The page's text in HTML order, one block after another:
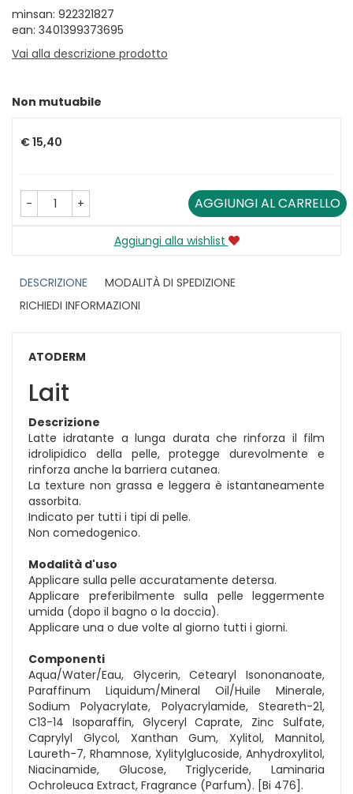
minsan: 922321827
ean: 3401399373695
Vai alla descrizione prodotto
Non mutuabile
€ 15,40
- + AGGIUNGI AL CARRELLO
Aggiungi alla wishlist
DESCRIZIONE
MODALITÀ DI SPEDIZIONE
RICHIEDI INFORMAZIONI
ATODERM
Lait
Descrizione
Latte idratante a lunga durata che rinforza il film
idrolipidico della pelle, protegge durevolmente e
rinforza anche la barriera cutanea.
La texture non grassa e leggera è istantaneamente
assorbita.
Indicato per tutti i tipi di pelle.
Non comedogenico.
Modalità d'uso
Applicare sulla pelle accuratamente detersa.
Applicare preferibilmente sulla pelle leggermente
umida (dopo il bagno o la doccia).
Applicare una o due volte al giorno tutti i giorni.
Componenti
Aqua/Water/Eau, Glycerin, Cetearyl Isononanoate,
Paraffinum Liquidum/Mineral Oil/Huile Minerale,
Sodium Polyacrylate, Polyacrylamide, Steareth-21,
C13-14 Isoparaffin, Glyceryl Caprate, Zinc Sulfate,
Caprylyl Glycol, Xanthan Gum, Xylitol, Mannitol,
Laureth-7, Rhamnose, Xylitylglucoside, Anhydroxylitol,
Niacinamide, Glucose, Triglyceride, Laminaria
Ochroleuca Extract, Fragrance (Parfum). [Bi 476].